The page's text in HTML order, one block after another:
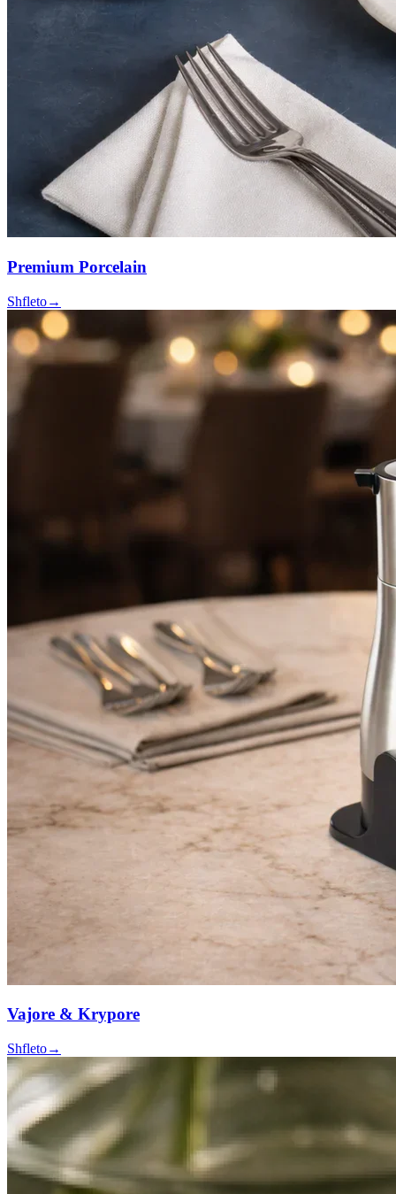
Premium Porcelain
Shfleto→
Vajore & Krypore
Shfleto→